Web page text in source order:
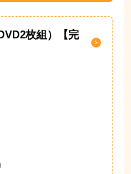
枚組）【完